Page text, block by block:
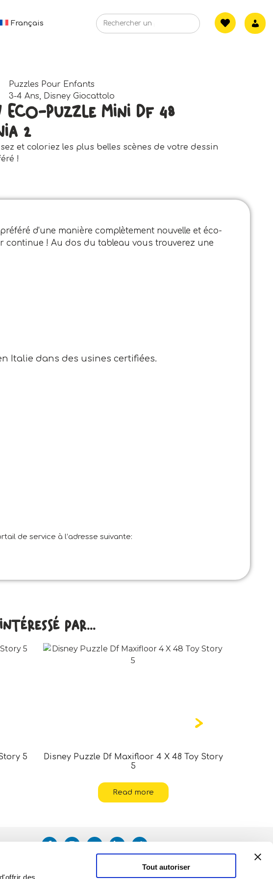
Tout autoriser
Français
Puzzles Pour Enfants
3-4 Ans, Disney Giocattolo
Eco-Puzzle Mini Df 48
2
et coloriez les plus belles scènes de votre dessin
!
d'une manière complètement nouvelle et éco-
continue ! Au dos du tableau vous trouverez une
Italie dans des usines certifiées.
de service à l’adresse suivante:
par...
5
Disney Puzzle Df Maxifloor 4 X 48 Toy Story
5
Read more